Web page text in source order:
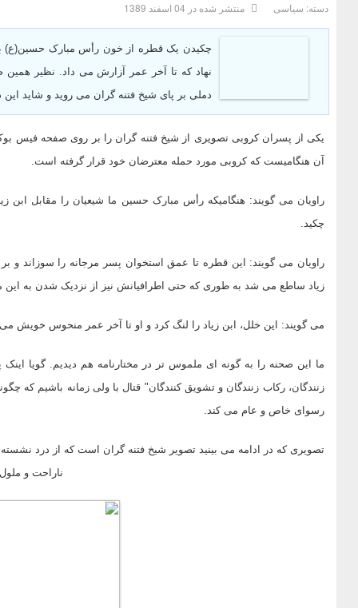
دسته: سیاسی منتشر شده در 04 اسفند 1389
دملی بر پای شیخ فتنه گران می روید و شاید
یکی از پسران کروبی تصویری از شیخ فتنه گران را بر روی صفحه فیس
آن هنگامیست که کروبی مورد حمله معترضان خود قرار گرفته است.
راویان می گویند: هنگامیکه رأس مبارک حسین ما شیعیان را مقابل ابن
چکید.
راویان می گویند: این قطره تا عمق استخوان پسر مرجانه را سوزاند و
زیاد ساطع می شد به طوری که حتی اطرافیانش نیز از نزدیک شدن به این
می گویند: این خلل، ابن زیاد را لنگ کرد و او تا آخر عمر منحوس خویش
زنندگان، رکاب زنندگان و تشویق کنندگان" قتال با ولی زمانه باشیم که
رسوای خاص و عام می کند.
تصویری که در ادامه می بینید تصویر شیخ فتنه گران است که از درد
ناراحت و